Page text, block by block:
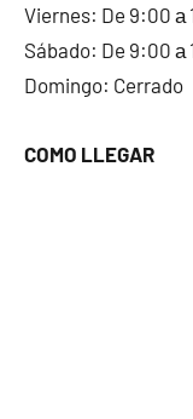
Viernes: De 9:00 а
Sábado: De 9:00 а
Domingo: Cerrado
COMO LLEGAR